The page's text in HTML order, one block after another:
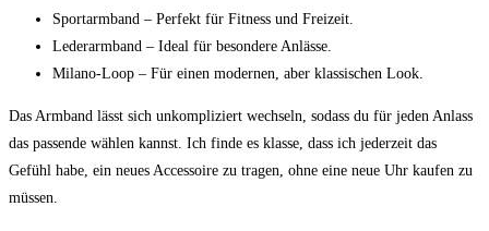
Sportarmband – Perfekt für ⁣Fitness und Freizeit.
Lederarmband – Ideal für besondere Anlässe.
Milano-Loop ⁣– Für einen modernen, aber klassischen Look.
Das Armband lässt sich unkompliziert wechseln, sodass du für jeden Anlass
das passende wählen kannst. Ich finde es klasse, dass⁣ ich jederzeit das
Gefühl habe, ein neues Accessoire⁤ zu tragen,​ ohne eine neue Uhr⁣ kaufen zu
‌müssen.